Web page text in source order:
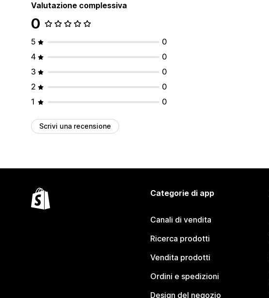
Valutazione complessiva
0
5
0
4
0
3
0
2
0
1
0
Scrivi una recensione
Categorie di app
Canali di vendita
Ricerca prodotti
Vendita prodotti
Ordini e spedizioni
Design del negozio